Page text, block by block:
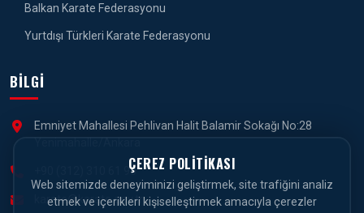
Balkan Karate Federasyonu
Yurtdışı Türkleri Karate Federasyonu
BILGI
Emniyet Mahallesi Pehlivan Halit Balamir Sokağı No:28
+90 (312) 310 61 90
karate@karate.gov.tr
ÇEREZ POLITIKASI
Web sitemizde deneyiminizi geliştirmek, site trafiğini analiz
etmek ve içerikleri kişiselleştirmek amacıyla çerezler